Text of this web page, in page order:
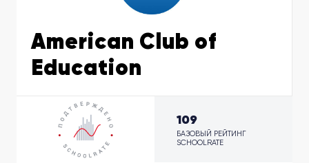
American Club of
Education
109
БАЗОВЫЙ РЕЙТИНГ
SCHOOLRATE